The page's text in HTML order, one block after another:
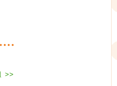
>>